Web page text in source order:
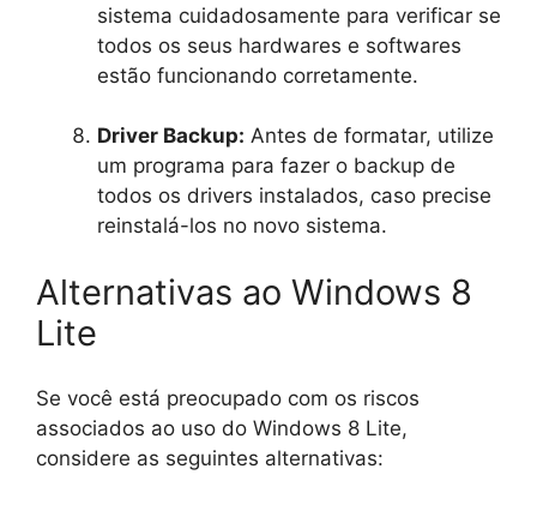
sistema cuidadosamente para verificar se
todos os seus hardwares e softwares
estão funcionando corretamente.
Driver Backup: Antes de formatar, utilize
um programa para fazer o backup de
todos os drivers instalados, caso precise
reinstalá-los no novo sistema.
Alternativas ao Windows 8
Lite
Se você está preocupado com os riscos
associados ao uso do Windows 8 Lite,
considere as seguintes alternativas: